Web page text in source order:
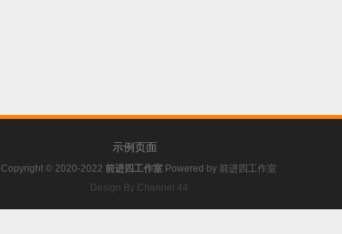
示例页面
Copyright © 2020-2022 前进四工作室 Powered by 前进四工作室
Design By Channel 44